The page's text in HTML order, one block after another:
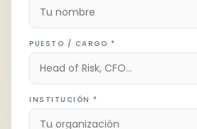
PUESTO / CARGO *
INSTITUCIÓN *